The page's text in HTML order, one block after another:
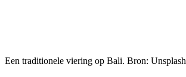
Een traditionele viering op Bali. Bron: Unsplash